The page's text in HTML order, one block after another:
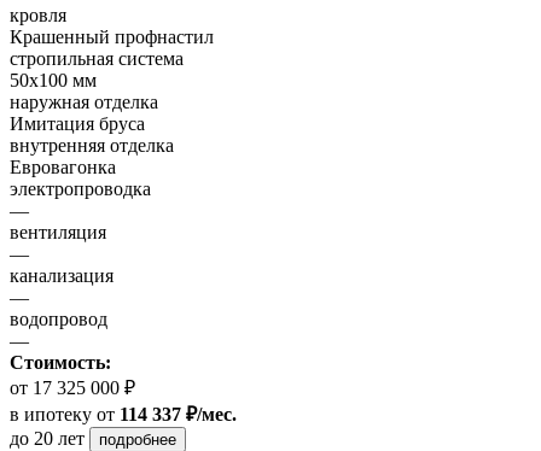
кровля
Крашенный профнастил
стропильная система
50х100 мм
наружная отделка
Имитация бруса
внутренняя отделка
Евровагонка
электропроводка
—
вентиляция
—
канализация
—
водопровод
—
Стоимость:
от 17 325 000 ₽
в ипотеку от 114 337 ₽/мес.
до 20 лет
подробнее